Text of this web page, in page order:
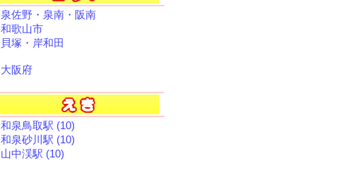
泉佐野・泉南・阪南
和歌山市
貝塚・岸和田
大阪府
和泉鳥取駅 (10)
和泉砂川駅 (10)
山中渓駅 (10)